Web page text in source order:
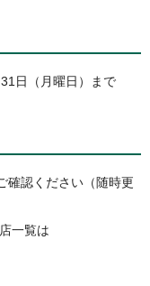
日（月曜日）まで
確認ください（随時更
一覧は